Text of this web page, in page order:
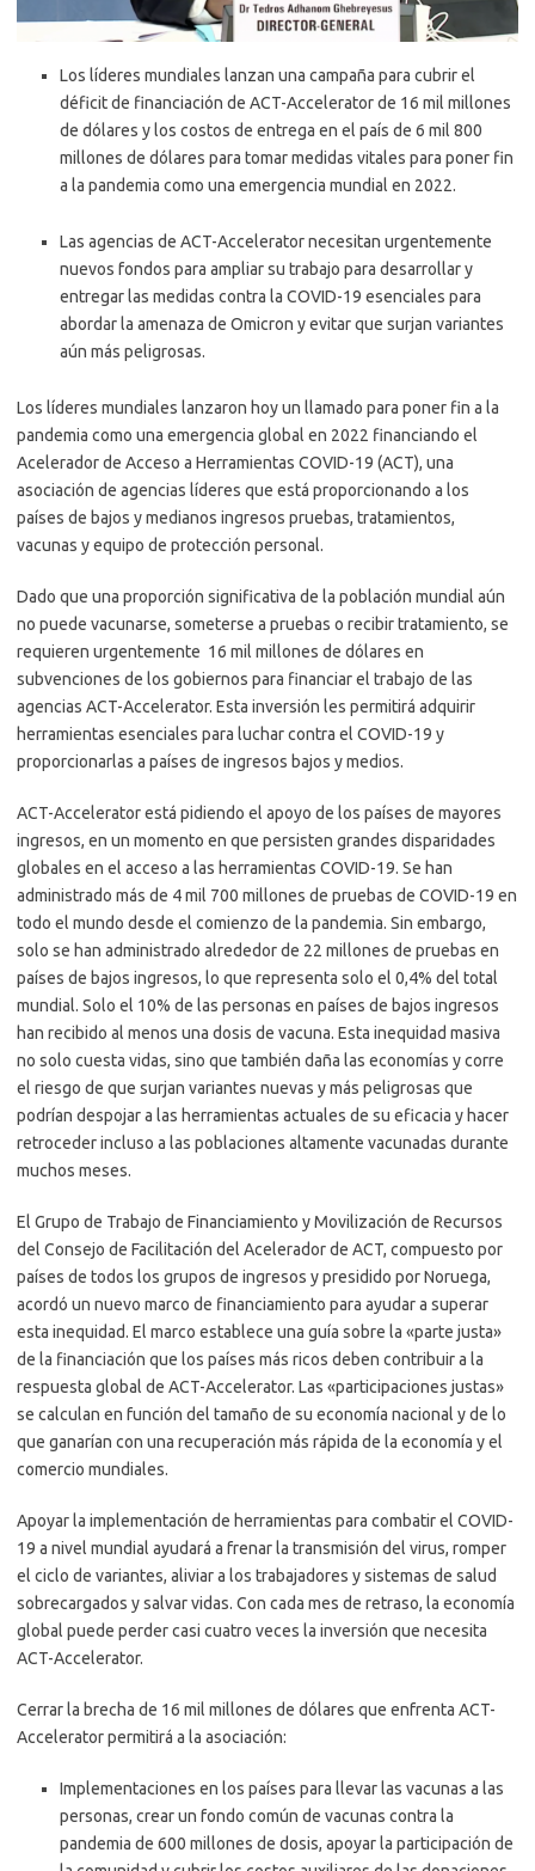
Los líderes mundiales lanzan una campaña para cubrir el
déficit de financiación de ACT-Accelerator de 16 mil millones
de dólares y los costos de entrega en el país de 6 mil 800
millones de dólares para tomar medidas vitales para poner fin
a la pandemia como una emergencia mundial en 2022.
Las agencias de ACT-Accelerator necesitan urgentemente
nuevos fondos para ampliar su trabajo para desarrollar y
entregar las medidas contra la COVID-19 esenciales para
abordar la amenaza de Omicron y evitar que surjan variantes
aún más peligrosas.
Los líderes mundiales lanzaron hoy un llamado para poner fin a la
pandemia como una emergencia global en 2022 financiando el
Acelerador de Acceso a Herramientas COVID-19 (ACT), una
asociación de agencias líderes que está proporcionando a los
países de bajos y medianos ingresos pruebas, tratamientos,
vacunas y equipo de protección personal.
Dado que una proporción significativa de la población mundial aún
no puede vacunarse, someterse a pruebas o recibir tratamiento, se
requieren urgentemente 16 mil millones de dólares en
subvenciones de los gobiernos para financiar el trabajo de las
agencias ACT-Accelerator. Esta inversión les permitirá adquirir
herramientas esenciales para luchar contra el COVID-19 y
proporcionarlas a países de ingresos bajos y medios.
ACT-Accelerator está pidiendo el apoyo de los países de mayores
ingresos, en un momento en que persisten grandes disparidades
globales en el acceso a las herramientas COVID-19. Se han
administrado más de 4 mil 700 millones de pruebas de COVID-19 en
todo el mundo desde el comienzo de la pandemia. Sin embargo,
solo se han administrado alrededor de 22 millones de pruebas en
países de bajos ingresos, lo que representa solo el 0,4% del total
mundial. Solo el 10% de las personas en países de bajos ingresos
han recibido al menos una dosis de vacuna. Esta inequidad masiva
no solo cuesta vidas, sino que también daña las economías y corre
el riesgo de que surjan variantes nuevas y más peligrosas que
podrían despojar a las herramientas actuales de su eficacia y hacer
retroceder incluso a las poblaciones altamente vacunadas durante
muchos meses.
El Grupo de Trabajo de Financiamiento y Movilización de Recursos
del Consejo de Facilitación del Acelerador de ACT, compuesto por
países de todos los grupos de ingresos y presidido por Noruega,
acordó un nuevo marco de financiamiento para ayudar a superar
esta inequidad. El marco establece una guía sobre la «parte justa»
de la financiación que los países más ricos deben contribuir a la
respuesta global de ACT-Accelerator. Las «participaciones justas»
se calculan en función del tamaño de su economía nacional y de lo
que ganarían con una recuperación más rápida de la economía y el
comercio mundiales.
Apoyar la implementación de herramientas para combatir el COVID-
19 a nivel mundial ayudará a frenar la transmisión del virus, romper
el ciclo de variantes, aliviar a los trabajadores y sistemas de salud
sobrecargados y salvar vidas. Con cada mes de retraso, la economía
global puede perder casi cuatro veces la inversión que necesita
ACT-Accelerator.
Cerrar la brecha de 16 mil millones de dólares que enfrenta ACT-
Accelerator permitirá a la asociación:
Implementaciones en los países para llevar las vacunas a las
personas, crear un fondo común de vacunas contra la
pandemia de 600 millones de dosis, apoyar la participación de